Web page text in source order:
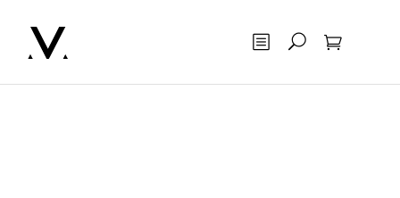
OtsingOstukorv